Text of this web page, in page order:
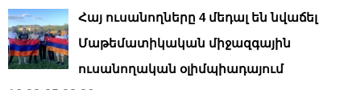
Հայ ուսանողները 4 մեդալ են նվաճել
Մաթեմատիկական միջազգային
ուսանողական օլիմպիադայում